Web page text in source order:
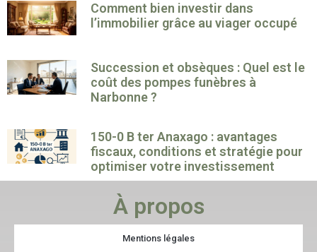
Comment bien investir dans
l’immobilier grâce au viager occupé
Succession et obsèques : Quel est le
coût des pompes funèbres à
Narbonne ?
150-0 B ter Anaxago : avantages
fiscaux, conditions et stratégie pour
optimiser votre investissement
À propos
Mentions légales